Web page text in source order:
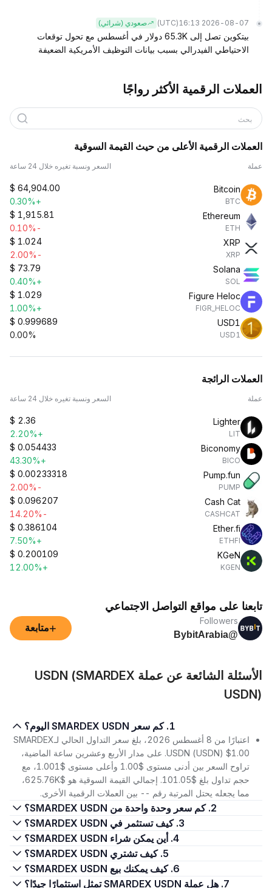
2026-08-07 16:13
(UTC) صعودي (شرائي)
بيتكوين تصل إلى 65.3K دولار في أغسطس مع تحول توقعات
الاحتياطي الفيدرالي بسبب بيانات التوظيف الأمريكية الضعيفة
العملات الرقمية الأكثر رواجًا
بحث
العملات الرقمية الأعلى من حيث القيمة السوقية
عملة السعر ونسبة تغيره خلال 24 ساعة
Bitcoin
BTC
$ 64,904.00
+0.30%
Ethereum
ETH
$ 1,915.81
-0.10%
XRP
XRP
$ 1.024
-2.00%
Solana
SOL
$ 73.79
+0.40%
Figure Heloc
FIGR_HELOC
$ 1.029
+1.00%
USD1
USD1
$ 0.999689
0.00%
العملات الرائجة
عملة السعر ونسبة تغيره خلال 24 ساعة
Lighter
LIT
$ 2.36
+2.20%
Biconomy
BICO
$ 0.054433
+43.30%
Pump.fun
PUMP
$ 0.00233318
-2.00%
Cash Cat
CASHCAT
$ 0.096207
-14.20%
Ether.fi
ETHFI
$ 0.386104
+7.50%
KGeN
KGEN
$ 0.200109
+12.00%
تابعنا على مواقع التواصل الاجتماعي
Followers
@BybitArabia
+متابعة
الأسئلة الشائعة عن عملة USDN (SMARDEX
USDN)
1. كم سعر SMARDEX USDN اليوم؟
اعتبارًا من 8 أغسطس 2026، بلغ سعر التداول الحالي لـSMARDEX
USDN (USDN) $1.00. على مدار الأربع وعشرين ساعة الماضية،
تراوح السعر بين أدنى مستوى $1.00 وأعلى مستوى $1.001، مع
حجم تداول بلغ $101.05. إجمالي القيمة السوقية هو $625.76K،
مما يجعله يحتل المرتبة رقم -- بين العملات الرقمية الأخرى.
2. كم سعر وحدة واحدة من SMARDEX USDN؟
3. كيف تستثمر في SMARDEX USDN؟
4. أين يمكن شراء SMARDEX USDN؟
5. كيف تشتري SMARDEX USDN؟
6. كيف يمكنك بيع SMARDEX USDN؟
7. هل عملة SMARDEX USDN تمثل استثمارًا جيدًا؟